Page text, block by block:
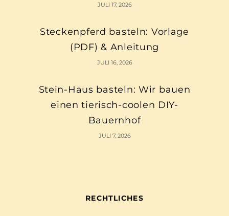
JULI 17, 2026
Steckenpferd basteln: Vorlage
(PDF) & Anleitung
JULI 16, 2026
Stein-Haus basteln: Wir bauen
einen tierisch-coolen DIY-
Bauernhof
JULI 7, 2026
RECHTLICHES